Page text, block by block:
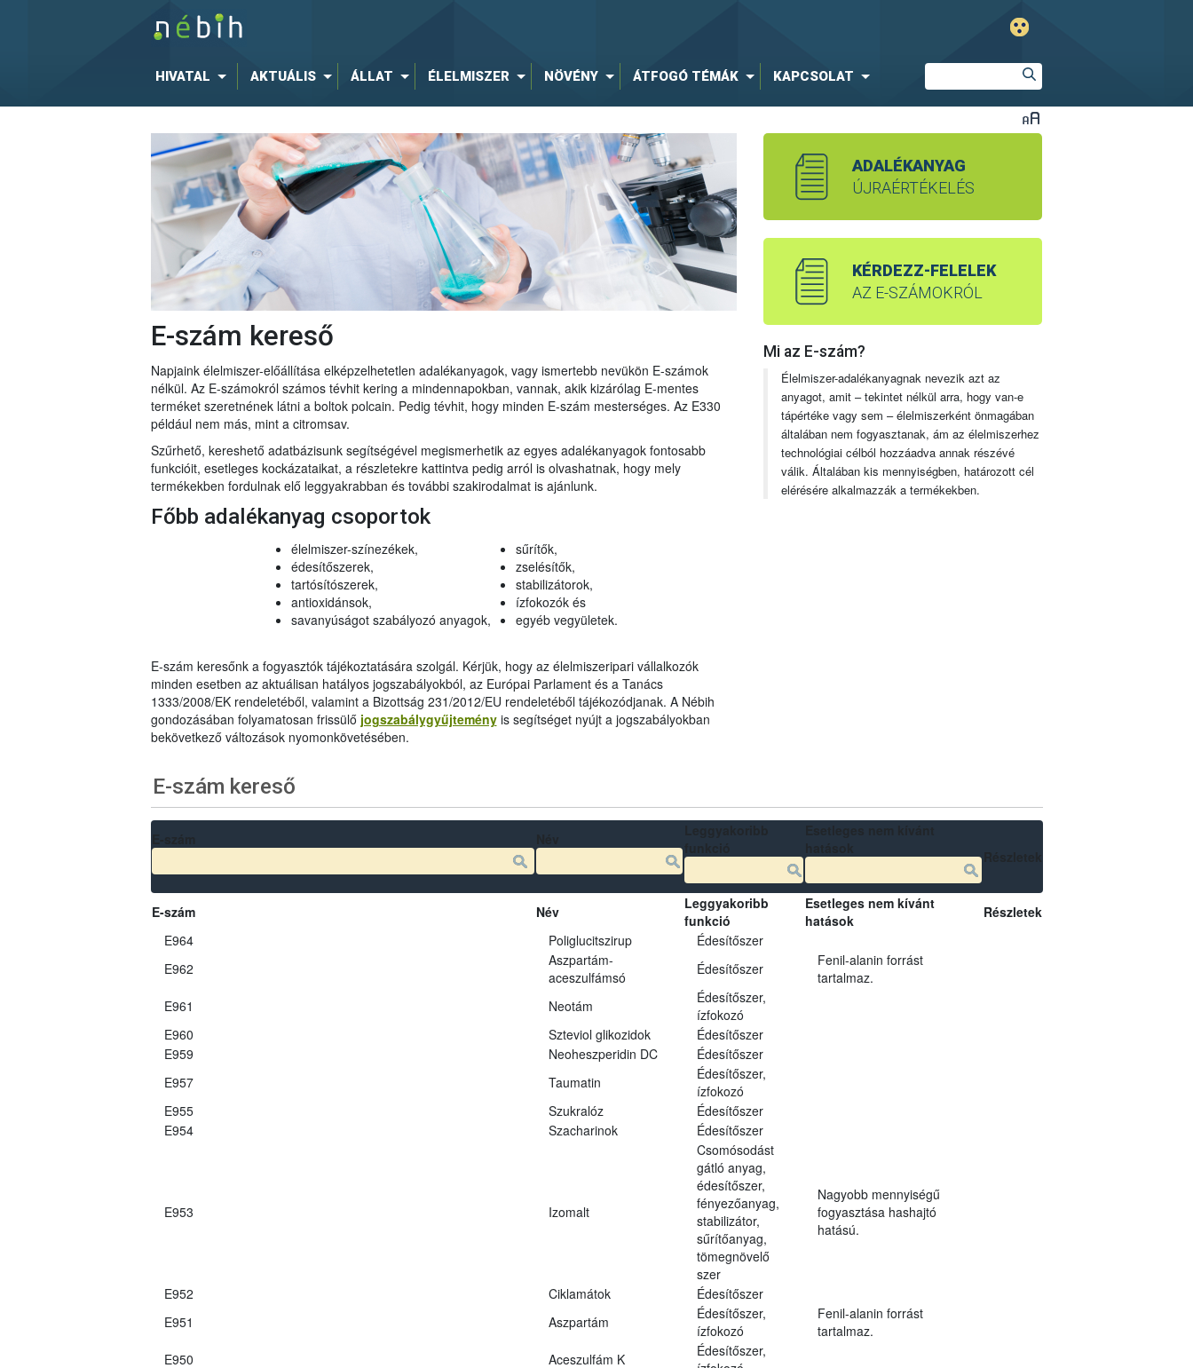
HIVATAL AKTUÁLIS ÁLLAT ÉLELMISZER NÖVÉNY ÁTFOGÓ TÉMÁK KAPCSOLAT
E-szám kereső
Napjaink élelmiszer-előállítása elképzelhetetlen adalékanyagok, vagy ismertebb nevükön E-számok
nélkül. Az E-számokról számos tévhit kering a mindennapokban, vannak, akik kizárólag E-mentes
terméket szeretnének látni a boltok polcain. Pedig tévhit, hogy minden E-szám mesterséges. Az E330
például nem más, mint a citromsav.
Szűrhető, kereshető adatbázisunk segítségével megismerhetik az egyes adalékanyagok fontosabb
funkcióit, esetleges kockázataikat, a részletekre kattintva pedig arról is olvashatnak, hogy mely
termékekben fordulnak elő leggyakrabban és további szakirodalmat is ajánlunk.
Főbb adalékanyag csoportok
élelmiszer-színezékek,
édesítőszerek,
tartósítószerek,
antioxidánsok,
savanyúságot szabályozó anyagok,
sűrítők,
zselésítők,
stabilizátorok,
ízfokozók és
egyéb vegyületek.
E-szám keresőnk a fogyasztók tájékoztatására szolgál. Kérjük, hogy az élelmiszeripari vállalkozók
minden esetben az aktuálisan hatályos jogszabályokból, az Európai Parlament és a Tanács
1333/2008/EK rendeletéből, valamint a Bizottság 231/2012/EU rendeletéből tájékozódjanak. A Nébih
gondozásában folyamatosan frissülő jogszabálygyűjteményis segítséget nyújt a jogszabályokban
bekövetkező változások nyomonkövetésében.
ADALÉKANYAG
ÚJRAÉRTÉKELÉS
KÉRDEZZ-FELELEK
AZ E-SZÁMOKRÓL
Mi az E-szám?
Élelmiszer-adalékanyagnak nevezik azt az
anyagot, amit – tekintet nélkül arra, hogy van-e
tápértéke vagy sem – élelmiszerként önmagában
általában nem fogyasztanak, ám az élelmiszerhez
technológiai célból hozzáadva annak részévé
válik. Általában kis mennyiségben, határozott cél
elérésére alkalmazzák a termékekben.
E-szám kereső
E-szám Név
Leggyakoribb
funkció
Esetleges nem kívánt
hatások
Részletek
E964
Poliglucitszirup
Édesítőszer
E962
Aszpartám-
aceszulfámsó
Édesítőszer
Fenil-alanin forrást
tartalmaz.
E961
Neotám
Édesítőszer,
ízfokozó
E960
Szteviol glikozidok
Édesítőszer
E959
Neoheszperidin DC
Édesítőszer
E957
Taumatin
Édesítőszer,
ízfokozó
E955
Szukralóz
Édesítőszer
E954
Szacharinok Édesítőszer
E953 Izomalt
Csomósodást
gátló anyag,
édesítőszer,
fényezőanyag,
stabilizátor,
sűrítőanyag,
tömegnövelő
szer
Nagyobb mennyiségű
fogyasztása hashajtó
hatású.
E952 Ciklamátok
Édesítőszer
E951
Aszpartám
Édesítőszer,
ízfokozó
Fenil-alanin forrást
tartalmaz.
E950
Aceszulfám K
Édesítőszer,